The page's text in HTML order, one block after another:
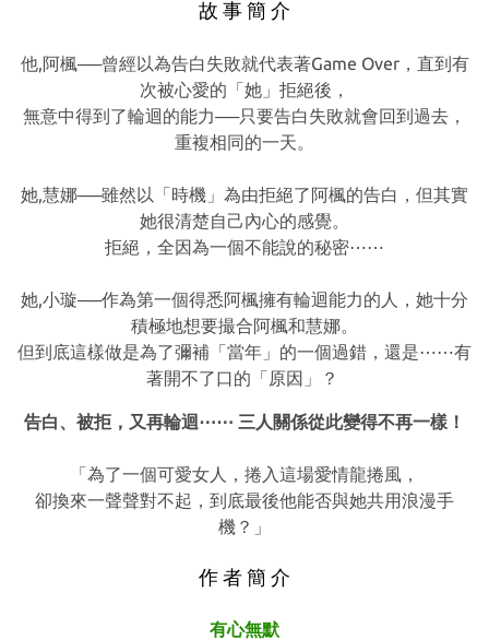
故 事 簡 介
他,阿楓──曾經以為告白失敗就代表著Game Over，直到有
次被心愛的「她」拒絕後，
無意中得到了輪迴的能力──只要告白失敗就會回到過去，
重複相同的一天。
她,慧娜──雖然以「時機」為由拒絕了阿楓的告白，但其實
她很清楚自己內心的感覺。
拒絕，全因為一個不能說的秘密⋯⋯
她,小璇──作為第一個得悉阿楓擁有輪迴能力的人，她十分
積極地想要撮合阿楓和慧娜。
但到底這樣做是為了彌補「當年」的一個過錯，還是⋯⋯有
著開不了口的「原因」？
告白、被拒，又再輪迴⋯⋯ 三人關係從此變得不再一樣！
「為了一個可愛女人，捲入這場愛情龍捲風，
卻換來一聲聲對不起，到底最後他能否與她共用浪漫手
機？」
作 者 簡 介
有心無默